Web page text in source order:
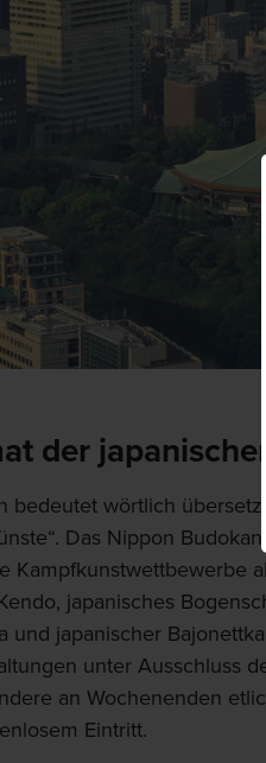
der
bedeutet wörtlich
Das Nippon
Kampfkunstwettbewerbe
japanisches
und japanischer
unter Ausschluss
an Wochenenden
Eintritt.